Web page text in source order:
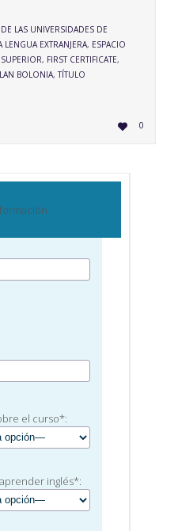
LAS UNIVERSIDADES DE
EXTRANJERA, ESPACIO
, FIRST CERTIFICATE,
BOLONIA,TÍTULO
 LOVE
IT0
el curso*:
inglés*: